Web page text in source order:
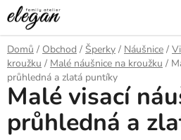
Přejít
na
obsah
Domů / Obchod / Šperky / Náušnice /
kroužku / Malé náušnice na kroužku /
průhledná a zlatá puntíky
Malé visací
průhledná a